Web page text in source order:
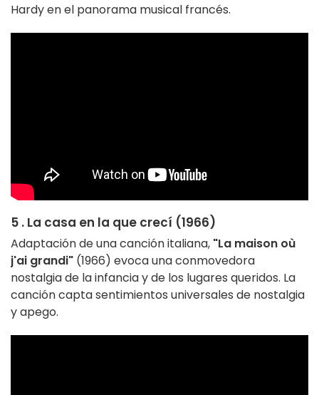
Hardy en el panorama musical francés.
5 . La casa en la que crecí (1966)
Adaptación de una canción italiana, "La maison où
j'ai grandi" (1966) evoca una conmovedora
nostalgia de la infancia y de los lugares queridos. La
canción capta sentimientos universales de nostalgia
y apego.